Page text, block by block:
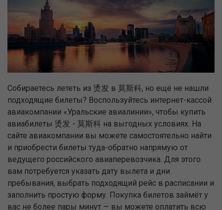
Собираетесь лететь из 烫发 в 莫斯科, но ещё не нашли
подходящие билеты? Воспользуйтесь интернет-кассой
авиакомпании «Уральские авиалинии», чтобы купить
авиабилеты 烫发 - 莫斯科 на выгодных условиях. На
сайте авиакомпании вы можете самостоятельно найти
и приобрести билеты туда-обратно напрямую от
ведущего российского авиаперевозчика. Для этого
вам потребуется указать дату вылета и дни
пребывания, выбрать подходящий рейс в расписании и
заполнить простую форму. Покупка билетов займёт у
вас не более пары минут — вы можете оплатить всю